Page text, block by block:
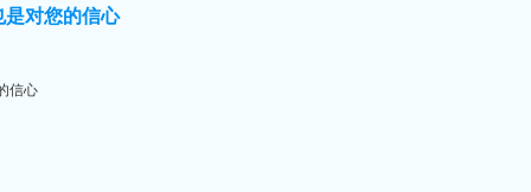
是对您的信心
信心